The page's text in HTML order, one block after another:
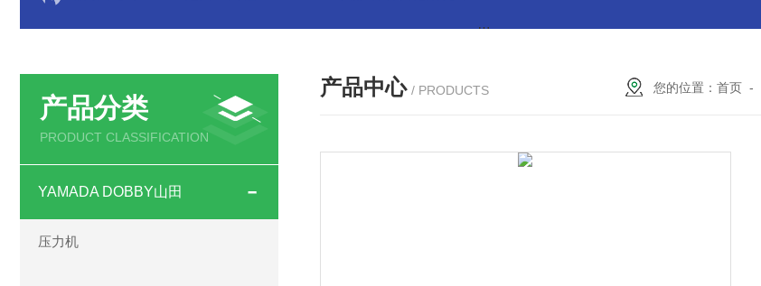
产品分类
PRODUCT CLASSIFICATION
YAMADA DOBBY山田
压力机
产品中心 / PRODUCTS 您的位置：首页 -